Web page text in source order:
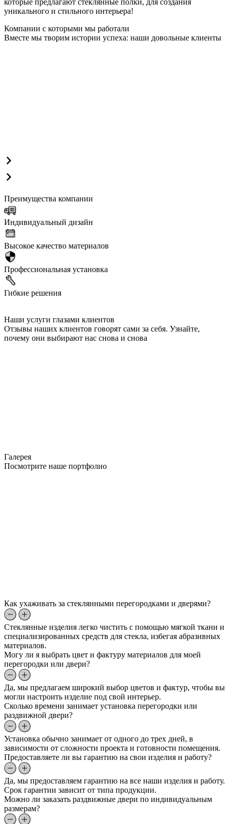
которые предлагают стеклянные полки, для создания
уникального и стильного интерьера!
Компании с которыми мы работали
Вместе мы творим истории успеха: наши довольные клиенты
Преимущества компании
Индивидуальный дизайн
Высокое качество материалов
Профессиональная установка
Гибкие решения
Наши услуги глазами клиентов
Отзывы наших клиентов говорят сами за себя. Узнайте,
почему они выбирают нас снова и снова
Галерея
Посмотрите наше портфолио
Как ухаживать за стеклянными перегородками и дверями?
Стеклянные изделия легко чистить с помощью мягкой ткани и
специализированных средств для стекла, избегая абразивных
материалов.
Могу ли я выбрать цвет и фактуру материалов для моей
перегородки или двери?
Да, мы предлагаем широкий выбор цветов и фактур, чтобы вы
могли настроить изделие под свой интерьер.
Сколько времени занимает установка перегородки или
раздвижной двери?
Установка обычно занимает от одного до трех дней, в
зависимости от сложности проекта и готовности помещения.
Предоставляете ли вы гарантию на свои изделия и работу?
Да, мы предоставляем гарантию на все наши изделия и работу.
Срок гарантии зависит от типа продукции.
Можно ли заказать раздвижные двери по индивидуальным
размерам?